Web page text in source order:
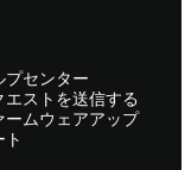
プセンター
エストを送信する
ームウェアアップ
ト